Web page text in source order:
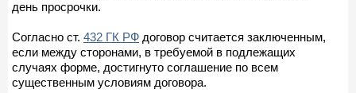
день просрочки.
Согласно ст. 432 ГК РФ договор считается заключенным,
если между сторонами, в требуемой в подлежащих
случаях форме, достигнуто соглашение по всем
существенным условиям договора.